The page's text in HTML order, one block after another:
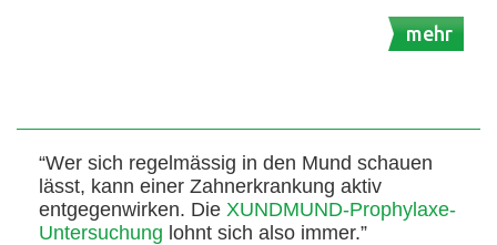
mehr
“Wer sich regelmässig in den Mund schauen
lässt, kann einer Zahnerkrankung aktiv
entgegenwirken. Die XUNDMUND-Prophylaxe-
Untersuchung lohnt sich also immer.”